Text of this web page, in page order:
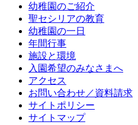
幼稚園のご紹介
聖セシリアの教育
幼稚園の一日
年間行事
施設と環境
入園希望のみなさまへ
アクセス
お問い合わせ／資料請求
サイトポリシー
サイトマップ